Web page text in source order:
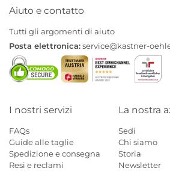
Aiuto e contatto
Tutti gli argomenti di aiuto
Posta elettronica:service@kastner-
I nostri servizi
FAQs
Guide alle taglie
Spedizione e consegna
Resi e reclami
La nostra
Sedi
Chi siamo
Storia
Newsletter